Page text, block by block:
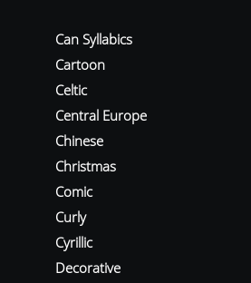
Can Syllabics
Cartoon
Celtic
Central Europe
Chinese
Christmas
Comic
Curly
Cyrillic
Decorative